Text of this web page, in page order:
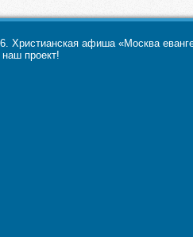
Христианская афиша «Москва
проект!